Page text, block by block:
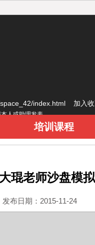
space_42/index.html 加入
人或助理发表
培训课程
琨老师沙盘模
布日期：2015-11-24